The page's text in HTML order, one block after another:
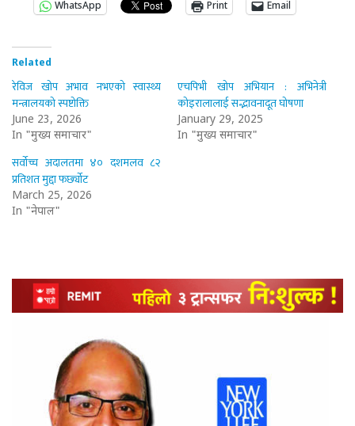
WhatsApp
Print Email
Related
रेविज खोप अभाव नभएको स्वास्थ्य
मन्त्रालयको स्पष्टोक्ति
June 23, 2026
In "मुख्य समाचार"
एचपिभी खोप अभियान : अभिनेत्री
कोइरालालाई सद्भावनादूत घोषणा
January 29, 2025
In "मुख्य समाचार"
सर्वोच्च अदालतमा ४० दशमलव ८२
प्रतिशत मुद्दा फर्छ्योट
March 25, 2026
In "नेपाल"